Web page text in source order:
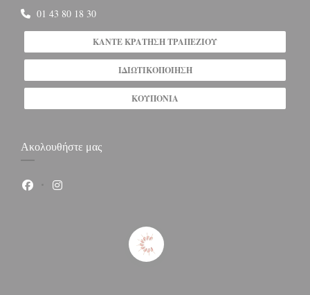
01 43 80 18 30
ΚΆΝΤΕ ΚΡΆΤΗΣΗ ΤΡΑΠΕΖΙΟΎ
ΙΔΙΩΤΙΚΟΠΟΊΗΣΗ
ΚΟΥΠΌΝΙΑ
Ακολουθήστε μας
Facebook ((ανοίγει σε νέο παράθυρο))
Instagram ((ανοίγει σε νέο παράθυρο))